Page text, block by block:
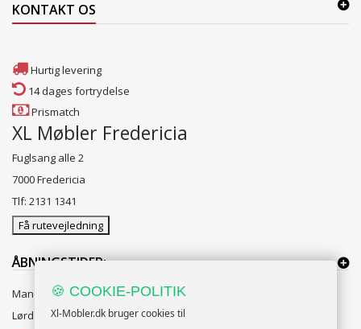
KONTAKT OS
Hurtig levering
14 dages fortrydelse
Prismatch
XL Møbler Fredericia
Fuglsang alle 2
7000 Fredericia
Tlf: 2131 1341
Få rutevejledning
ÅBNINGSTIDER:
Mandag til Fredag 10:00 til 18:00
Lørdag og Søndag 10:00 til 16:00
🍪 COOKIE-POLITIK
Xl-Mobler.dk bruger cookies til